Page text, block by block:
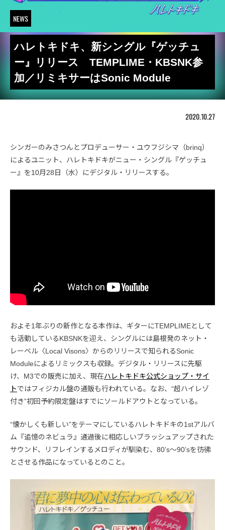
NEWS
ハレトキドキ、新シングル『ゲッチュ
ー』リリース TEMPLIME・KBSNK参
加／リミキサーはSonic Module
2020.10.27
シンガーのみさつんとプロデューサー・ユウフジシマ（brinq）
によるユニット、ハレトキドキがニュー・シングル『ゲッチュ
ー』を10月28日（水）にデジタル・リリースする。
およそ1年ぶりの新作となる本作は、ギターにTEMPLIMEとして
も活動しているKBSNKを迎え、シングルには島根発のネット・
レーベル〈Local Visons〉からのリリースで知られるSonic
Moduleによるリミックスも収録。デジタル・リリースに先駆
け、M3での販売に加え、現在ハレトキドキ公式ショップ・サイ
トではフィジカル盤の通販も行われている。なお、“超ハイレゾ
付き”初回予約限定盤はすでにソールドアウトとなっている。
“懐かしくも新しい”をテーマにしているハレトキドキの1stアルバ
ム『追憶のネビュラ』通過後に相応しいブラッシュアップされた
サウンド、リフレインするメロディが馴染む、80’s〜90’sを彷彿
とさせる作品になっているとのこと。